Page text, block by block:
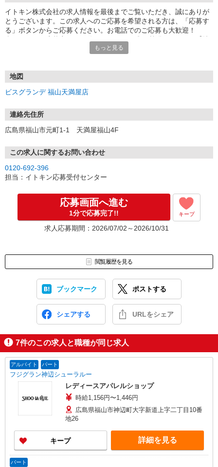
イトキン株式会社の求人情報を最後までご覧いただき、誠にありが
とうございます。この求人へのご応募を希望される方は、「応募す
る」ボタンからご応募ください。お電話でのご応募も大歓迎！
帯のショートメッセージ（SMS）】へご連絡します。メッセージに
もっと見る
地図
ビスグランデ 福山天満屋店
連絡先住所
広島県福山市元町1-1 天満屋福山4F
この求人に関するお問い合わせ
0120-692-396
担当：イトキン応募受付センター
応募画面へ進む
1分で応募完了!! キープ
求人応募期間：2026/07/02～2026/10/31
閲覧履歴を見る
ブックマーク ポストする
シェアする URLをシェア
7件のこの求人と職種が同じ求人
アルバイト パート
フジグラン神辺シューラルー
レディースアパレルショップ
時給1,156円〜1,446円
広島県福山市神辺町大字新道上字二丁目10番
地26
キープ 詳細を見る
パート